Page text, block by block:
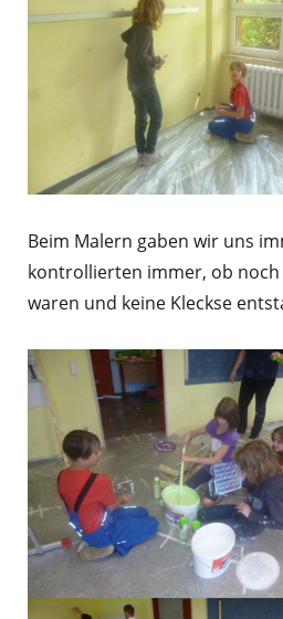
Beim Malern gaben wir uns
kontrollierten immer, ob noch
waren und keine Kleckse